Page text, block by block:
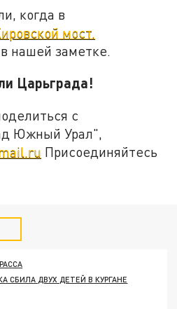
когда в
мост.
нашей заметке.
Царьграда!
с
Южный Урал",
Присоединяйтесь
СБИЛА ДВУХ ДЕТЕЙ В КУРГАНЕ